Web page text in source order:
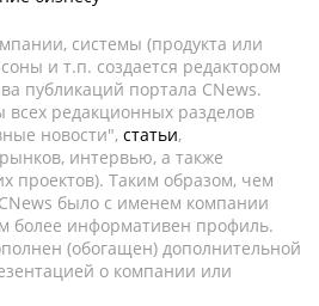
системы (продукта или
и т.п. создается редактором
публикаций портала CNews.
всех редакционных разделов
новости", статьи,
интервью, а также
проектов). Таким образом, чем
было с именем компании
более информативен профиль.
(обогащен) дополнительной
о компании или